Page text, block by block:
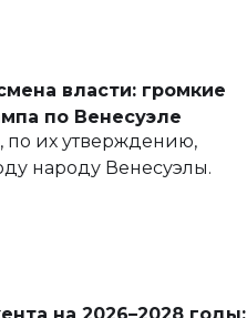
и личного здоровья.
власти: громкие
по Венесуэле
их утверждению,
народу Венесуэлы.